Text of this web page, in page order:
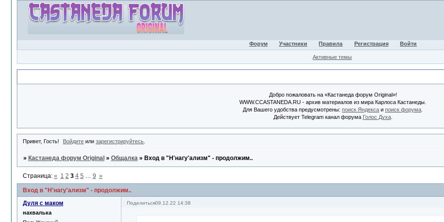
Форум Участники Правила Регистрация Войти
Активные темы
Добро пожаловать на «Кастанеда форум Original»!
WWW.CCASTANEDA.RU - архив материалов из мира Карлоса Кастанеды.
Для Вашего удобства предусмотрены:поиск Яндекса ипоиск форума
Действует Telegram канал форума Голос Духа.
Привет, Гость! Войдите илизарегистрируйтесь
» Кастанеда форум Original » Общалка » Вход в "Н'нагу'ализм" - продолжим..
Вход в "Н'нагу'ализм" - продолжим..
Страница: « 1 2 3 4 5 9 »
Поделиться09.12.22 14:38
Дуля с маком
нахвалька